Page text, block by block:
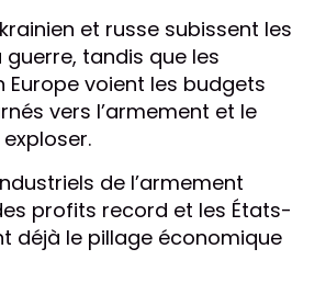
et russe subissent les
tandis que les
Europe voient les budgets
vers l’armement et le
de l’armement
profits record et les États-
déjà le pillage économique